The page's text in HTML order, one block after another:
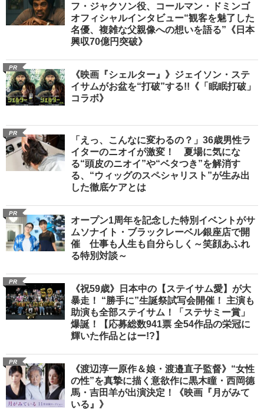
フ・ジャクソン役、コールマン・ドミンゴ
オフィシャルインタビュー“観客を魅了した
名優、複雑な父親像への想いを語る”《日本
興収70億円突破》
PR
《映画『シェルター』》ジェイソン・ステ
イサムがお盆を“打破”する!!《「眠眠打破」
コラボ》
PR
「えっ、こんなに変わるの？」36歳男性ラ
イターのニオイが激変！ 夏場に気にな
る“頭皮のニオイ”や“ベタつき”を解消す
る、“ウィッグのスペシャリスト”が生み出
した徹底ケアとは
PR
オープン1周年を記念した特別イベントがサ
ムソナイト・ブラックレーベル銀座店で開
催 仕事も人生も自分らしく～笑顔あふれ
る特別対談～
PR
《祝59歳》日本中の【ステイサム愛】が大
暴走！ “勝手に”生誕祭試写会開催！ 主演も
助演も全部ステイサム！「ステサミー賞」
爆誕！【応募総数941票 全54作品の栄冠に
輝いた作品とはー!?】
PR
《渡辺淳一原作＆娘・渡邉直子監督》“女性
の性”を真摯に描く意欲作に黒木瞳・西岡德
馬・吉田羊が出演決定！《映画『月がみて
いる』》